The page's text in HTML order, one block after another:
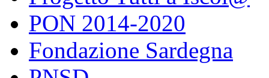
PON 2014-2020
Fondazione Sardegna